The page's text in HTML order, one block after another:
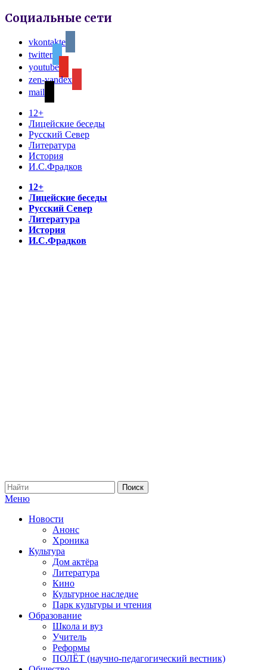
Социальные сети
vkontakte
twitter
youtube
zen-yandex
mail
12+
Лицейские беседы
Русский Север
Литература
История
И.С.Фрадков
12+
Лицейские беседы
Русский Север
Литература
История
И.С.Фрадков
Меню
Новости
Анонс
Хроника
Культура
Дом актёра
Литература
Кино
Культурное наследие
Парк культуры и чтения
Образование
Школа и вуз
Учитель
Реформы
ПОЛЁТ (научно-педагогический вестник)